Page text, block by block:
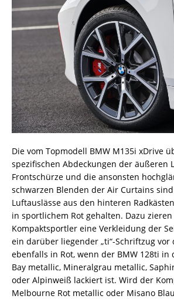
Die vom Topmodell BMW M135i xDrive
spezifischen Abdeckungen der äußeren
Frontschürze und die ansonsten
schwarzen Blenden der Air Curtains
Luftauslässe aus den hinteren
in sportlichem Rot gehalten. Dazu
Kompaktsportler eine Verkleidung der
ein darüber liegender „ti“-Schriftzug
ebenfalls in Rot, wenn der BMW 128ti in
Bay metallic, Mineralgrau metallic,
oder Alpinweiß lackiert ist. Wird der
Melbourne Rot metallic oder Misano